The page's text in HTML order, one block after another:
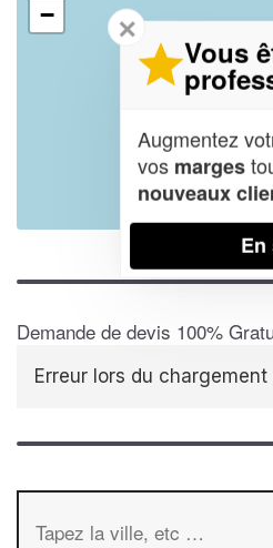
−
Leaflet| Map data ©
Demande de devis 100%
Erreur lors du
✕
Vous
Augmentez
vos marges
nouveaux